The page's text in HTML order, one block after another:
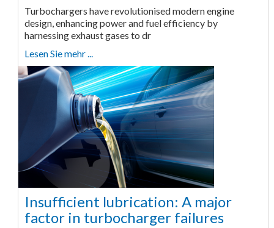
Turbochargers have revolutionised modern engine
design, enhancing power and fuel efficiency by
harnessing exhaust gases to dr
Lesen Sie mehr ...
Insufficient lubrication: A major
factor in turbocharger failures